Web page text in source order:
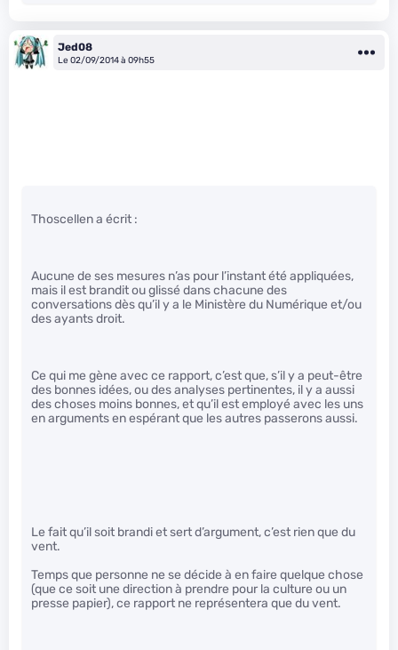
Jed08
Le 02/09/2014 à 09h55
Thoscellen a écrit :
Aucune de ses mesures n’as pour l’instant été appliquées,
mais il est brandit ou glissé dans chacune des
conversations dès qu’il y a le Ministère du Numérique et/ou
des ayants droit.
Ce qui me gène avec ce rapport, c’est que, s’il y a peut-être
des bonnes idées, ou des analyses pertinentes, il y a aussi
des choses moins bonnes, et qu’il est employé avec les uns
en arguments en espérant que les autres passerons aussi.
Le fait qu’il soit brandi et sert d’argument, c’est rien que du
vent.
Temps que personne ne se décide à en faire quelque chose
(que ce soit une direction à prendre pour la culture ou un
presse papier), ce rapport ne représentera que du vent.